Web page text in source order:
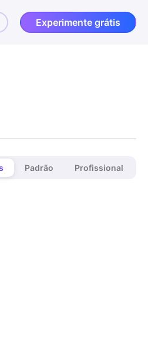
Experimente grátis
Padrão Profissional